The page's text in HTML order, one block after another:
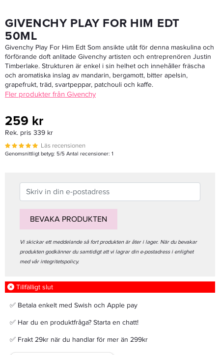
GIVENCHY PLAY FOR HIM EDT
50ML
Givenchy Play For Him Edt Som ansikte utåt för denna maskulina och
förförande doft anlitade Givenchy artisten och entreprenören Justin
Timberlake. Strukturen är enkel i sin helhet och innehåller fräscha
och aromatiska inslag av mandarin, bergamott, bitter apelsin,
grapefrukt, träd, svartpeppar, patchouli och kaffe.
Fler produkter från Givenchy
259 kr
Rek. pris 339 kr
Läs recensionen
Genomsnittligt betyg: 5/5 Antal recensioner: 1
BEVAKA PRODUKTEN
Vi skickar ett meddelande så fort produkten är åter i lager. När du bevakar
produkten godkänner du samtidigt att vi lagrar din e-postadress i enlighet
med vår integritetspolicy.
Tillfälligt slut
✅ Betala enkelt med Swish och Apple pay
✅ Har du en produktfråga? Starta en chatt!
✅ Frakt 29kr när du handlar för mer än 299kr